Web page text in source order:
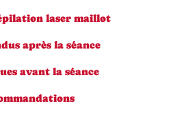
laser maillot
après la séance
avant la séance